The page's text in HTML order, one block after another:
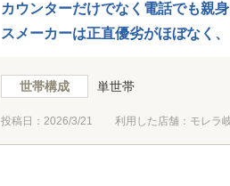
カウンターだけでなく電話でも親
スメーカーは正直優劣がほぼなく
世帯構成 単世帯
投稿日： 2026/3/21 利用した店舗：モレラ